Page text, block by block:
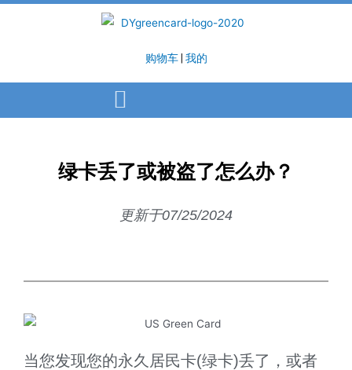
购物车| 我的
绿卡丢了或被盗了怎么办？
更新于07/25/2024
当您发现您的永久居民卡(绿卡)丢了，或者